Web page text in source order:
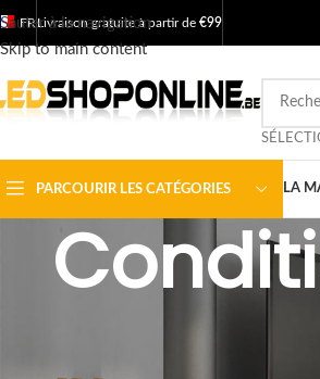
Sauter à la navigation
Skip to main content
FRLivraison gratuite à partir de €99
PARCOURIR LES CATÉGORIES LA
Nos conditions de